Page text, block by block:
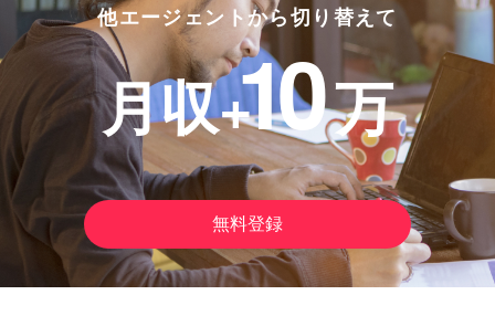
他エージェントから切り替えて
月収+10 万
無料登録